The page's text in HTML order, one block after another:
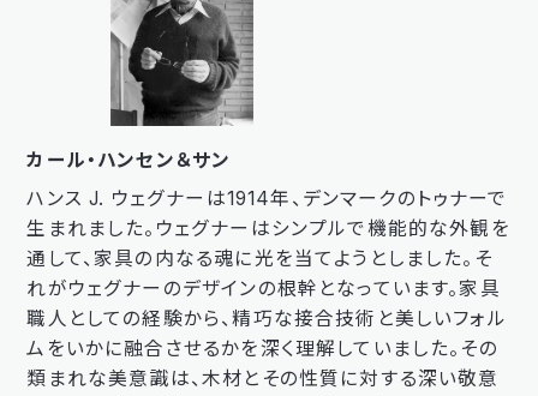
カール・ハンセン＆サン
ハンス J. ウェグナーは1914年、デンマークのトゥナーで
生まれました。ウェグナーはシンプルで機能的な外観を
通して、家具の内なる魂に光を当てようとしました。そ
れがウェグナーのデザインの根幹となっています。家具
職人としての経験から、精巧な接合技術と美しいフォル
ムをいかに融合させるかを深く理解していました。その
類まれな美意識は、木材とその性質に対する深い敬意